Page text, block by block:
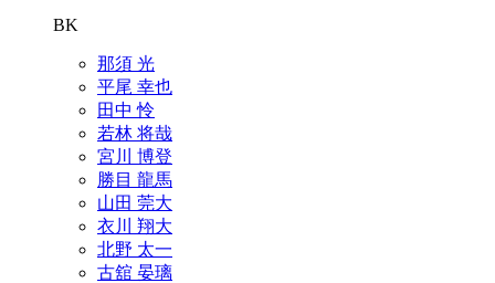
BK
那須 光
平尾 幸也
田中 怜
若林 将哉
宮川 博登
勝目 龍馬
山田 莞大
衣川 翔大
北野 太一
古舘 晏璃